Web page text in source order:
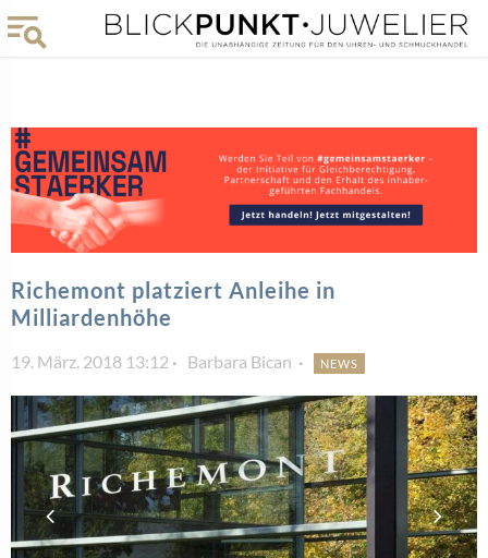
Richemont platziert Anleihe in
Milliardenhöhe
19. März. 2018 13:12 Barbara Bican NEWS